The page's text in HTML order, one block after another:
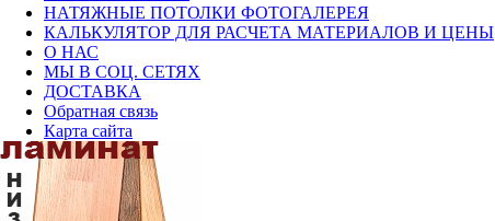
НАТЯЖНЫЕ ПОТОЛКИ ФОТОГАЛЕРЕЯ
КАЛЬКУЛЯТОР ДЛЯ РАСЧЕТА МАТЕРИАЛОВ И ЦЕНЫ
О НАС
МЫ В СОЦ. СЕТЯХ
ДОСТАВКА
Обратная связь
Карта сайта